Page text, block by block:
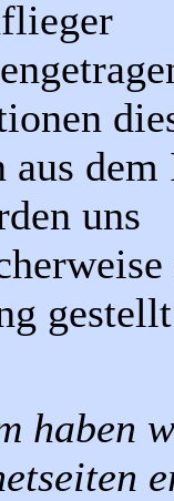
aus dem
uns
haben